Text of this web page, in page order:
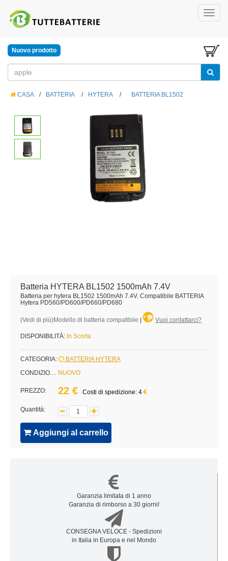
Nuovo prodotto
CASA / BATTERIA / HYTERA / BATTERIA BL1502
Batteria HYTERA BL1502 1500mAh 7.4V
Batteria per hytera BL1502 1500mAh 7.4V. Compatibile BATTERIA
Hytera PD560/PD600/PD660/PD680
(Vedi di più)Modello di batteria compatibile Vuoi contattarci?
DISPONIBILITÀ: In Scorta
CATEGORIA:
BATTERIA HYTERA
CONDIZIONE: NUOVO
PREZZO: 22 € Costi di spedizione: 4
Quantità:
Aggiungi al carrello
Garanzia limitata di 1 anno
Garanzia di rimborso a 30 giorni!
CONSEGNA VELOCE - Spedizioni
in Italia in Europa e nel Mondo